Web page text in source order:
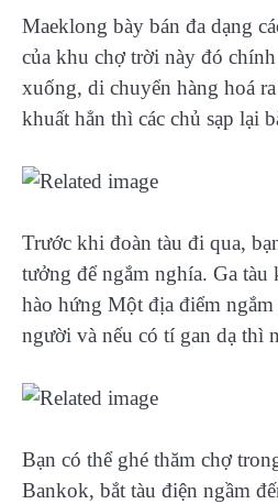
Maeklong bày bán đa dạng
của khu chợ trời này đó
xuống, di chuyển hàng hoá
khuất hẳn thì các chủ sạp lại
Trước khi đoàn tàu đi qua,
tưởng để ngắm nghía. Ga
hào hứng Một địa điểm
người và nếu có tí gan dạ thì
Bạn có thể ghé thăm chợ
Bankok, bắt tàu điện ngầm